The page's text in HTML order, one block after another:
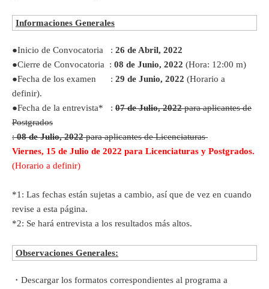
Informaciones Generales
●Inicio de Convocatoria : 26 de Abril, 2022
●Cierre de Convocatoria : 08 de Junio, 2022 (Hora: 12:00 m)
●Fecha de los examen : 29 de Junio, 2022 (Horario a
definir).
●Fecha de la entrevista* : 07 de Julio, 2022para aplicantes de
Postgrados
:08 de Julio, 2022para aplicantes de Licenciaturas
Viernes, 15 de Julio de 2022 para Licenciaturas y Postgrados.
(Horario a definir)
*1: Las fechas están sujetas a cambio, así que de vez en cuando
revise a esta página.
*2: Se hará entrevista a los resultados más altos.
Observaciones Generales:
・Descargar los formatos correspondientes al programa a